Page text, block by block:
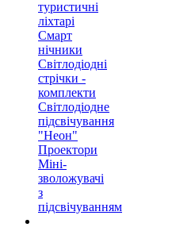
туристичні
ліхтарі
Смарт
нічники
Світлодіодні
стрічки -
комплекти
Світлодіодне
підсвічування
"Неон"
Проектори
Міні-
зволожувачі
з
підсвічуванням